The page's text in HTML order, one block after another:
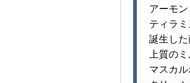
アーモ
ティラ
誕生し
上質の
マスカ